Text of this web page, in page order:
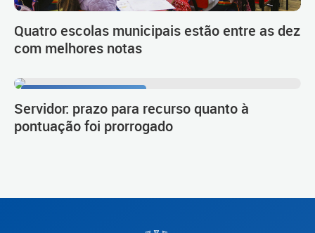
Quatro escolas municipais estão entre as dez
com melhores notas
Servidor: prazo para recurso quanto à
pontuação foi prorrogado